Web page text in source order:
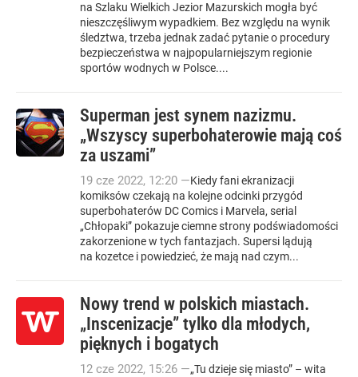
na Szlaku Wielkich Jezior Mazurskich mogła być
nieszczęśliwym wypadkiem. Bez względu na wynik
śledztwa, trzeba jednak zadać pytanie o procedury
bezpieczeństwa w najpopularniejszym regionie
sportów wodnych w Polsce....
Superman jest synem nazizmu.
„Wszyscy superbohaterowie mają coś
za uszami”
19 cze 2022, 12:20 —Kiedy fani ekranizacji
komiksów czekają na kolejne odcinki przygód
superbohaterów DC Comics i Marvela, serial
„Chłopaki” pokazuje ciemne strony podświadomości
zakorzenione w tych fantazjach. Supersi lądują
na kozetce i powiedzieć, że mają nad czym...
Nowy trend w polskich miastach.
„Inscenizacje” tylko dla młodych,
pięknych i bogatych
12 cze 2022, 15:26 —„Tu dzieje się miasto” – wita